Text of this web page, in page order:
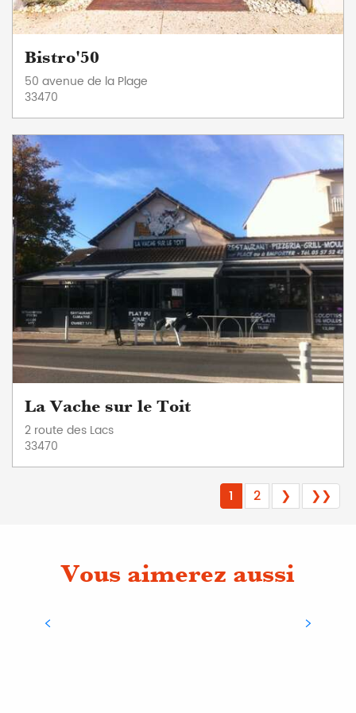
Bistro'50
50 avenue de la Plage
33470
La Vache sur le Toit
2 route des Lacs
33470
1 2 ❯ ❯❯
Vous aimerez aussi